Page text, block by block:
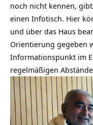
noch nicht kennen,
einen Infotisch. Hier
und über das Haus
Orientierung gegeben
Informationspunkt im
regelmäßigen